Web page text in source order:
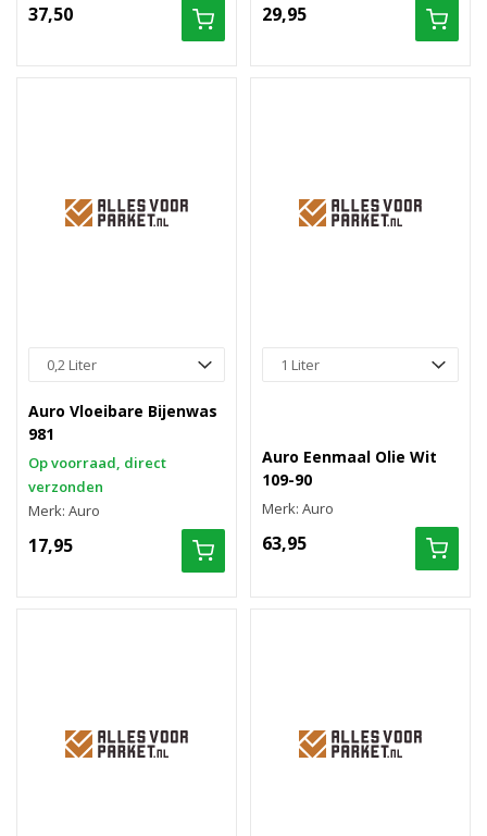
37,50 29,95
Auro Vloeibare Bijenwas
981
Op voorraad, direct
verzonden
Merk: Auro
17,95
Auro Eenmaal Olie Wit
109-90
Merk: Auro
63,95